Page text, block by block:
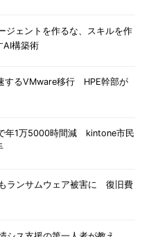
ジェントを作るな、スキルを作
構築術
するVMware移行 HPE幹部が
年1万5000時間減 kintone市民
ランサムウェア被害に 復旧費